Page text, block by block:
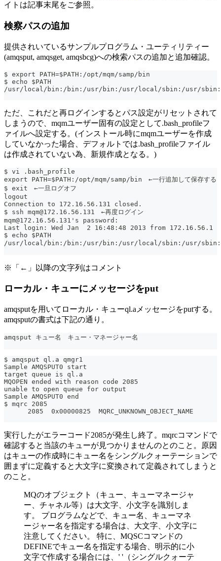
イトは記事末尾をご参照。
検察パスの追加
提供されいているサンプルプログラム・ユーティリティー
(amqsput, amqsget, amqsbcg)への検索パスの追加と追加確認。
$ export PATH=$PATH:/opt/mqm/samp/bin
$ echo $PATH
/usr/local/bin:/bin:/usr/bin:/usr/local/sbin:/usr/sbin:/
ただ、これだと再ログインするとパス設定がリセットされて
しまうので、mqmユーザー固有の設定として.bash_profileフ
ァイルへ設定する。(インストール時にmqmユーザーを作成
していなかった場合、デフォルトでは.bash_profileファイル
は作成されていない為、新規作成となる。)
$ vi .bash_profile
export PATH=$PATH:/opt/mqm/samp/bin　←一行追加して保存する
$ exit　←一旦ログオフ
logout
Connection to 172.16.56.131 closed.
$ ssh mqm@172.16.56.131　←再度ログイン
mqm@172.16.56.131's password:
Last login: Wed Jan  2 16:48:48 2013 from 172.16.56.1
$ echo $PATH
/usr/local/bin:/bin:/usr/bin:/usr/local/sbin:/usr/sbin:/sbin:/
※「←」以降の文字列はコメント
ローカル・キューにメッセージをput
amqsputを用いてローカル・キューql.aメッセージをputする。
amqsputの書式は下記の通り。
amqsput キュー名　キュー・マネージャー名
$ amqsput ql.a qmgr1
Sample AMQSPUT0 start
target queue is ql.a
MQOPEN ended with reason code 2085
unable to open queue for output
Sample AMQSPUT0 end
$ mqrc 2085
      2085  0x00000825  MQRC_UNKNOWN_OBJECT_NAME
実行したがエラーコード2085が発生し終了。mqrcコマンドで
確認すると当該のキューが見つかりませんのとのこと。原因
はキューの作成時にキュー名をシングルクォーテーションで
囲まずに定義すると大文字に変換されて定義されてしまうと
のこと。
MQのオブジェクト（キュー、キューマネージャ
ー、チャネル等）は大文字、小文字を識別しま
す。 プログラムなどで、キュー名、キューマネ
ージャー名を指定する場合は、大文字、小文字に
注意してください。 特に、MQSCコマンドの
DEFINEでキュー名を指定する場合、明示的に小
文字で作成する場合には、' '（シングルクォーテ